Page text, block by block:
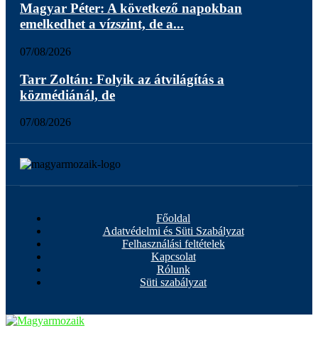
Magyar Péter: A következő napokban
emelkedhet a vízszint, de a...
07/08/2026
Tarr Zoltán: Folyik az átvilágítás a
közmédiánál, de
07/08/2026
Főoldal
Adatvédelmi és Süti Szabályzat
Felhasználási feltételek
Kapcsolat
Rólunk
Süti szabályzat